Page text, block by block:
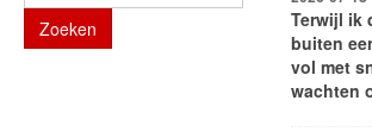
Zoeken
Terwijl ik
buiten
vol met
wachten